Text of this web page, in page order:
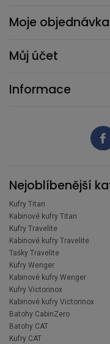
Moje objednávka
Můj účet
Informace
Nejoblíbenější
Kufry Titan
Kabinové kufry Titan
Kufry Travelite
Kabinové kufry Travelite
Tašky Travelite
Kufry Wenger
Kabinové kufry Wenger
Kufry Victorinox
Kabinové kufry Victorinox
Batohy CabinZero
Batohy CAT
Kufry CAT